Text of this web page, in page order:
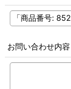
お問い合わせ内容